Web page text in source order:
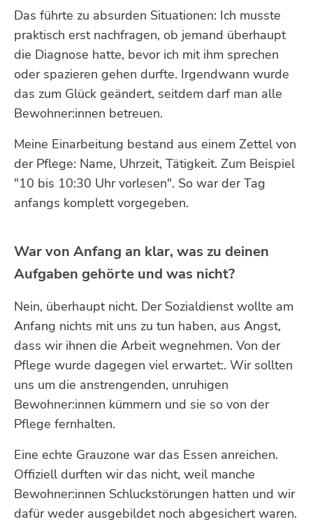
Das führte zu absurden Situationen: Ich musste
praktisch erst nachfragen, ob jemand überhaupt
die Diagnose hatte, bevor ich mit ihm sprechen
oder spazieren gehen durfte. Irgendwann wurde
das zum Glück geändert, seitdem darf man alle
Bewohner:innen betreuen.
Meine Einarbeitung bestand aus einem Zettel von
der Pflege: Name, Uhrzeit, Tätigkeit. Zum Beispiel
"10 bis 10:30 Uhr vorlesen". So war der Tag
anfangs komplett vorgegeben.
War von Anfang an klar, was zu deinen
Aufgaben gehörte und was nicht?
Nein, überhaupt nicht. Der Sozialdienst wollte am
Anfang nichts mit uns zu tun haben, aus Angst,
dass wir ihnen die Arbeit wegnehmen. Von der
Pflege wurde dagegen viel erwartet:. Wir sollten
uns um die anstrengenden, unruhigen
Bewohner:innen kümmern und sie so von der
Pflege fernhalten.
Eine echte Grauzone war das Essen anreichen.
Offiziell durften wir das nicht, weil manche
Bewohner:innen Schluckstörungen hatten und wir
dafür weder ausgebildet noch abgesichert waren.